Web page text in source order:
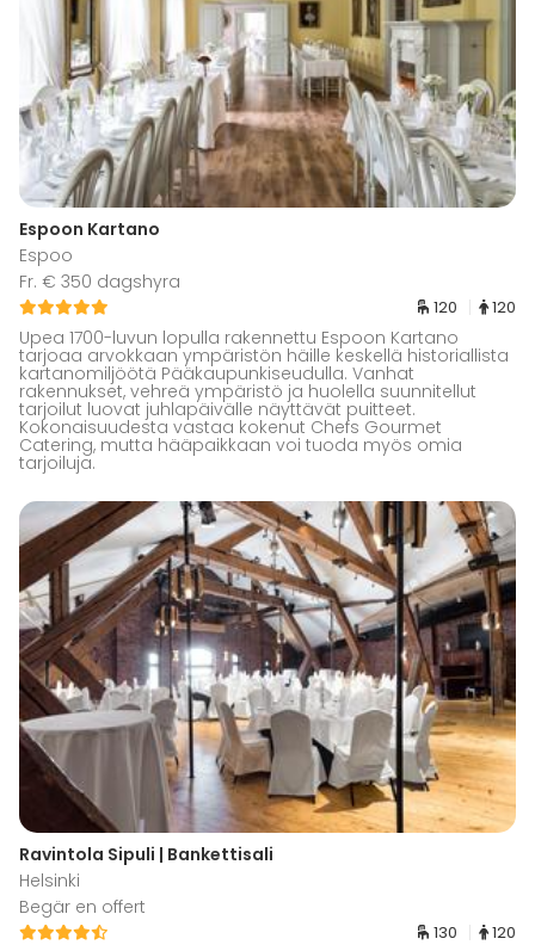
Espoon Kartano
Espoo
Fr. € 350 dagshyra
120 120
Upea 1700-luvun lopulla rakennettu Espoon Kartano
tarjoaa arvokkaan ympäristön häille keskellä historiallista
kartanomiljöötä Pääkaupunkiseudulla. Vanhat
rakennukset, vehreä ympäristö ja huolella suunnitellut
tarjoilut luovat juhlapäivälle näyttävät puitteet.
Kokonaisuudesta vastaa kokenut Chefs Gourmet
Catering, mutta hääpaikkaan voi tuoda myös omia
tarjoiluja.
Ravintola Sipuli | Bankettisali
Helsinki
Begär en offert
130 120